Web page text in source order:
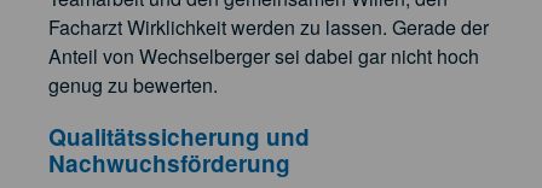
Facharzt Wirklichkeit werden zu lassen. Gerade der
Anteil von Wechselberger sei dabei gar nicht hoch
genug zu bewerten.
Qualitätssicherung und
Nachwuchsförderung